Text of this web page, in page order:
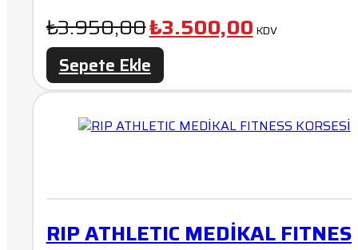
₺3.950,00Orijinal
fiyat:
₺3.950,00.
₺3.500,00Şu
KDV
Sepete Ekle
RIP ATHLETIC MEDİKAL